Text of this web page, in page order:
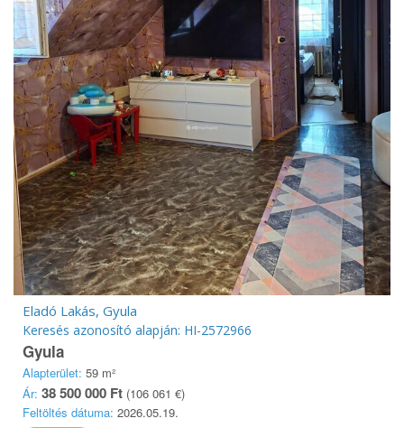
Eladó Lakás, Gyula
Keresés azonosító alapján: HI-2572966
Gyula
Alapterület: 59 m²
Ár: 38 500 000 Ft (106 061 €)
Feltöltés dátuma: 2026.05.19.